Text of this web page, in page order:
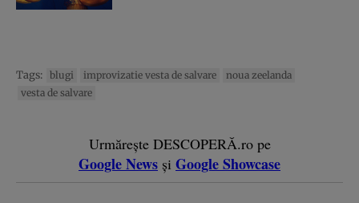
Tags: blugi improvizatie vesta de salvare
noua zeelanda
vesta de salvare
Urmărește DESCOPERĂ.ro pe
Google News și Google Showcase